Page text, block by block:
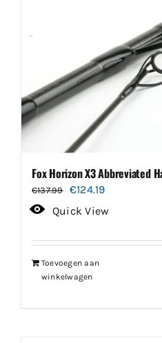
Fox Horizon X3 Abbreviated
€137.99
Oorspronkelijke
prijs
€137.99.
€124.19Huidige
prijs
€124.19.
Quick View
Toevoegen aan
winkelwagen